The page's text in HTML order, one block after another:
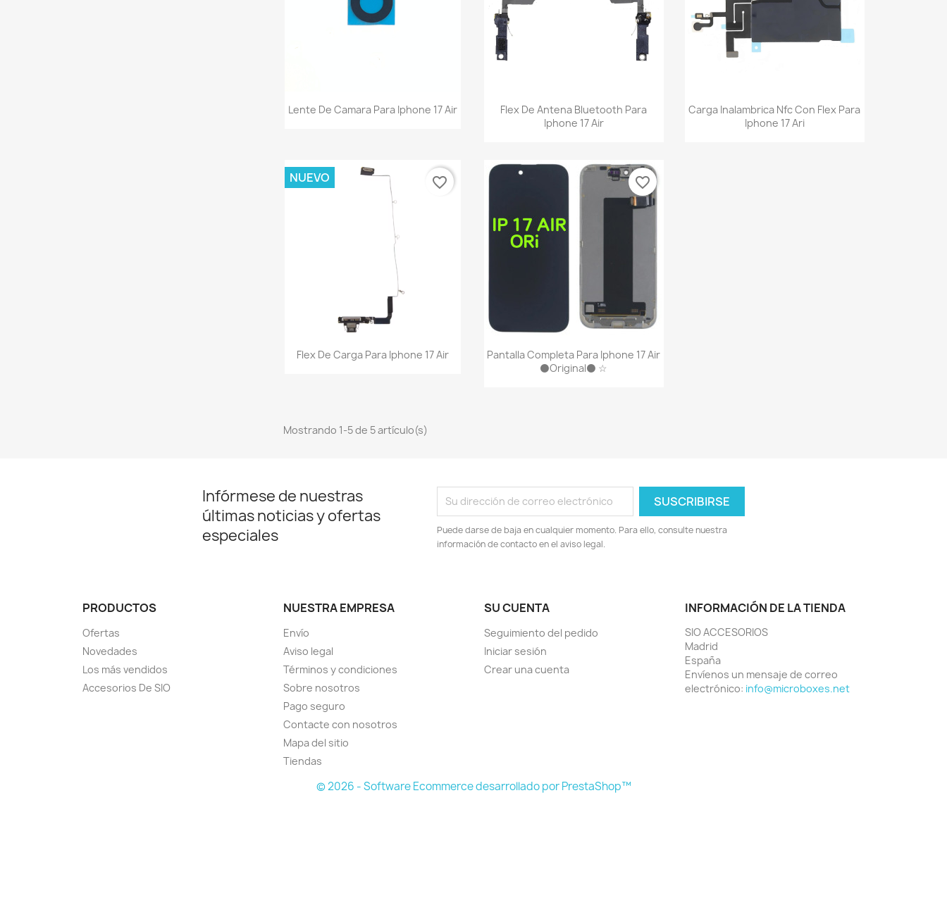
Vista rápida
Lente De Camara Para Iphone 17 Air Vista rápida
Flex De Antena Bluetooth Para
Iphone 17 Air
Vista rápida
Carga Inalambrica Nfc Con Flex Para
Iphone 17 Ari
Vista rápida
Flex De Carga Para Iphone 17 Air
NUEVO favorite_border
Vista rápida
Pantalla Completa Para Iphone 17 Air
⚫Original⚫ ☆
favorite_border
Mostrando 1-5 de 5 artículo(s)
Infórmese de nuestras
últimas noticias y ofertas
especiales
Puede darse de baja en cualquier momento. Para ello, consulte nuestra
información de contacto en el aviso legal.
PRODUCTOS
Ofertas
Novedades
Los más vendidos
Accesorios De SIO
NUESTRA EMPRESA
Envío
Aviso legal
Términos y condiciones
Sobre nosotros
Pago seguro
Contacte con nosotros
Mapa del sitio
Tiendas
SU CUENTA
Seguimiento del pedido
Iniciar sesión
Crear una cuenta
INFORMACIÓN DE LA TIENDA
SIO ACCESORIOS
Madrid
España
Envíenos un mensaje de correo
electrónico: info@microboxes.net
© 2026 - Software Ecommerce desarrollado por PrestaShop™